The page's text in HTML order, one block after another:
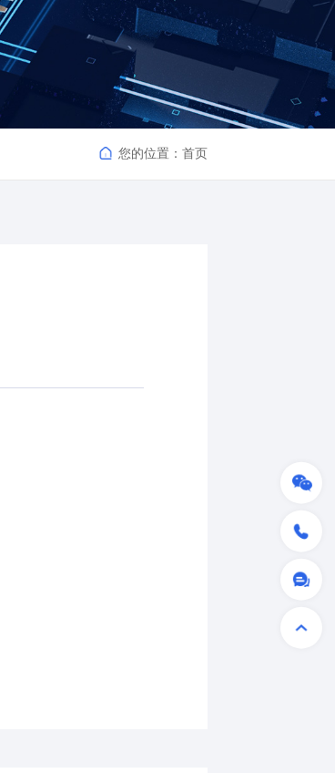
您的位置： 首页